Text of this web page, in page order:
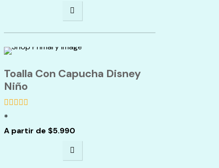
Toalla Con Capucha Disney
Niño
de
*
A partir de $5.990